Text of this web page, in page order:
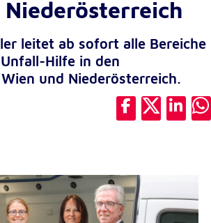
leitet ab sofort alle Bereiche
Hilfe in den
und Niederösterreich.
Cookie
Optionen des Benutzers